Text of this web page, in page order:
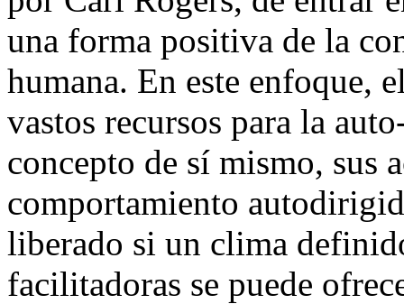
una forma positiva de la
humana. En este enfoque,
vastos recursos para la
concepto de sí mismo, sus
comportamiento
liberado si un clima
facilitadoras se puede